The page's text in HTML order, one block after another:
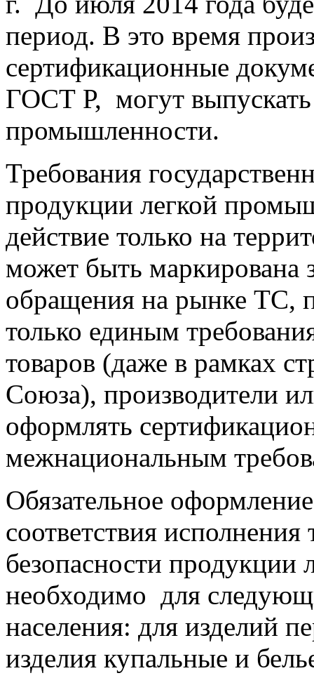
период. В это время
сертификационные
ГОСТ Р, могут выпускать
промышленности.
Требования
продукции легкой
действие только на
может быть маркирована
обращения на рынке ТС,
только единым
товаров (даже в рамках
Союза), производители
оформлять
межнациональным
Обязательное
соответствия
безопасности
необходимо для
населения: для изделий
изделия купальные и